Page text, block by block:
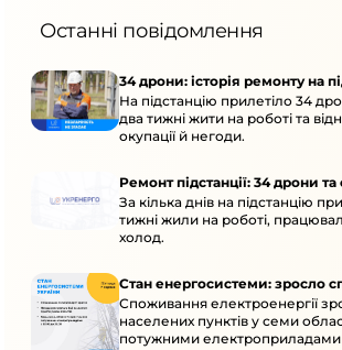
Останні повідомлення
34 дрони: історія ремонту на
На підстанцію прилетіло 34
два тижні жити на роботі та
окупації й негоди.
Ремонт підстанції: 34 дрони та
За кілька днів на підстанцію
тижні жили на роботі,
холод.
Стан енергосистеми: зросло
Споживання електроенергії
населених пунктів у семи
потужними електроприладами